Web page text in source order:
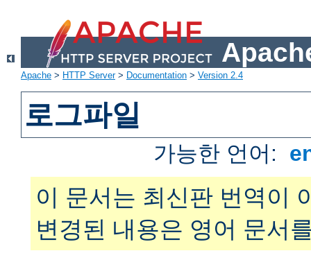
Apache > HTTP Server> Documentation > Version 2.4
로그파일
가능한 언어:
이 문서는 최신판 번역이
변경된 내용은 영어 문서